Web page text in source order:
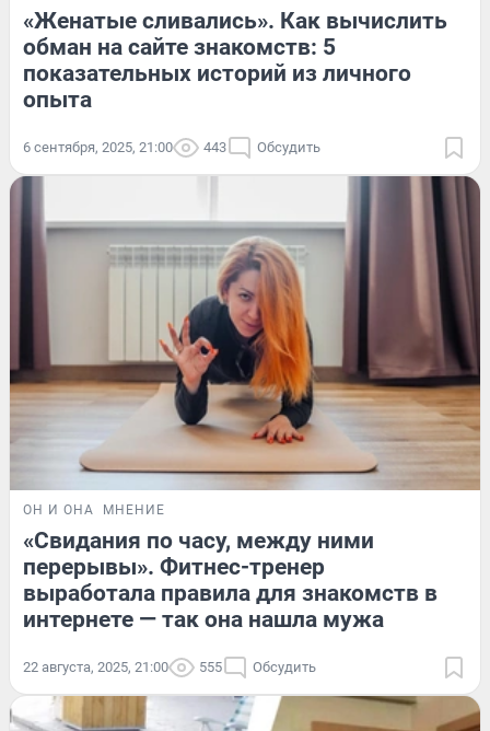
«Женатые сливались». Как вычислить
обман на сайте знакомств: 5
показательных историй из личного
опыта
6 сентября, 2025, 21:00 443 Обсудить
ОН И ОНА МНЕНИЕ
«Свидания по часу, между ними
перерывы». Фитнес-тренер
выработала правила для знакомств в
интернете — так она нашла мужа
22 августа, 2025, 21:00 555 Обсудить